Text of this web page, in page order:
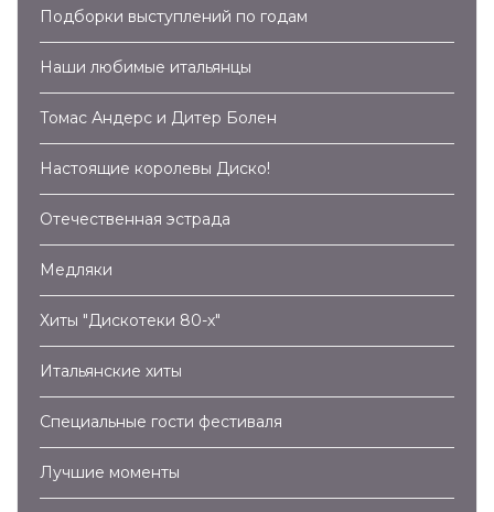
Подборки выступлений по годам
Наши любимые итальянцы
Томас Андерс и Дитер Болен
Настоящие королевы Диско!
Отечественная эстрада
Медляки
Хиты "Дискотеки 80-х"
Итальянские хиты
Специальные гости фестиваля
Лучшие моменты